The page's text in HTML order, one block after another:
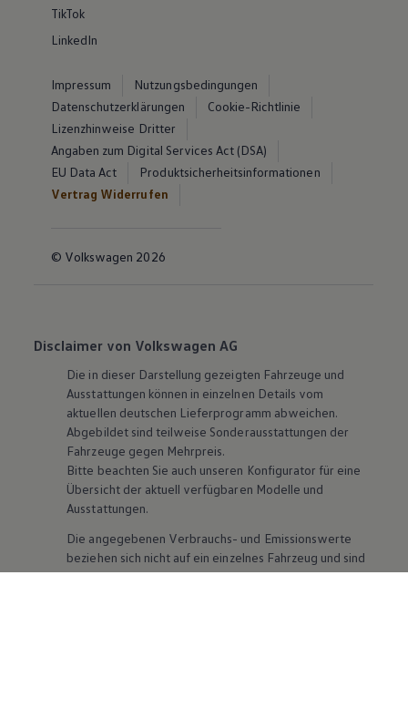
TikTok
LinkedIn
Impressum
Nutzungsbedingungen
Datenschutzerklärungen
Cookie-Richtlinie
Lizenzhinweise Dritter
Angaben zum Digital Services Act (DSA)
EU Data Act
Produktsicherheitsinformationen
Vertrag Widerrufen
© Volkswagen 2026
Disclaimer von Volkswagen AG
Die in dieser Darstellung gezeigten Fahrzeuge und
Ausstattungen können in einzelnen Details vom
aktuellen deutschen Lieferprogramm abweichen.
Abgebildet sind teilweise Sonderausstattungen der
Fahrzeuge gegen Mehrpreis.
Bitte beachten Sie auch unseren Konfigurator für eine
Übersicht der aktuell verfügbaren Modelle und
Ausstattungen.
Die angegebenen Verbrauchs- und Emissionswerte
beziehen sich nicht auf ein einzelnes Fahrzeug und sind
nicht Bestandteil des Angebots, sondern dienen allein